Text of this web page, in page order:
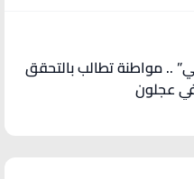
تسببت لي بمشكلة مع زوجي” .. مواطنة تطالب بالتحقق
عجلون